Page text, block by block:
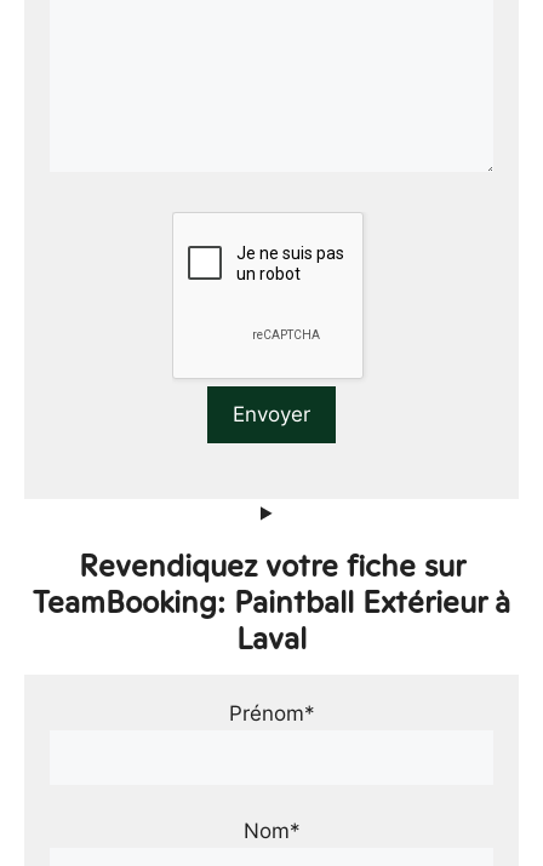
Revendiquez votre fiche sur
TeamBooking: Paintball Extérieur à
Laval
Prénom*
Nom*